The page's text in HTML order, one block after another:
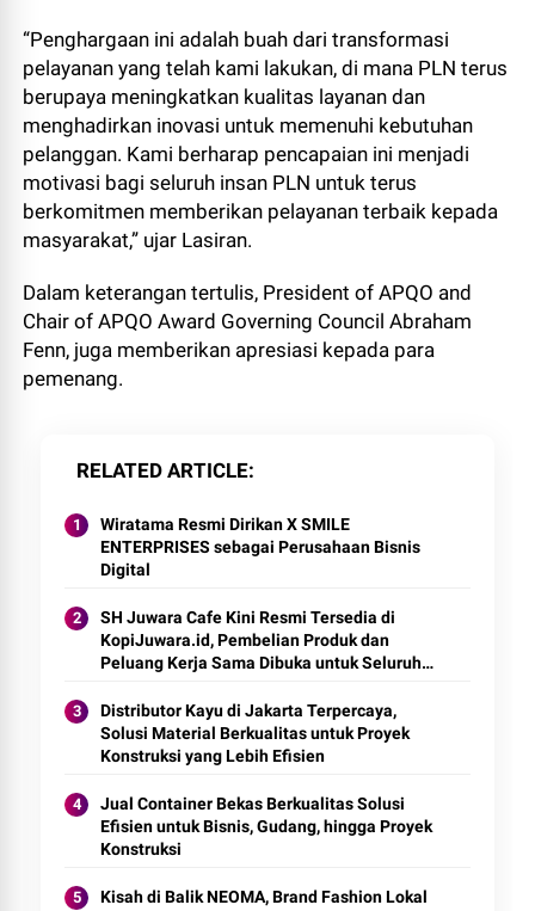
“Penghargaan ini adalah buah dari transformasi
pelayanan yang telah kami lakukan, di mana PLN terus
berupaya meningkatkan kualitas layanan dan
menghadirkan inovasi untuk memenuhi kebutuhan
pelanggan. Kami berharap pencapaian ini menjadi
motivasi bagi seluruh insan PLN untuk terus
berkomitmen memberikan pelayanan terbaik kepada
masyarakat,” ujar Lasiran.
Dalam keterangan tertulis, President of APQO and
Chair of APQO Award Governing Council Abraham
Fenn, juga memberikan apresiasi kepada para
pemenang.
RELATED ARTICLE
Wiratama Resmi Dirikan X SMILE
ENTERPRISES sebagai Perusahaan Bisnis
Digital
SH Juwara Cafe Kini Resmi Tersedia di
KopiJuwara.id, Pembelian Produk dan
Peluang Kerja Sama Dibuka untuk Seluruh
Distributor Kayu di Jakarta Terpercaya,
Solusi Material Berkualitas untuk Proyek
Konstruksi yang Lebih Efisien
Jual Container Bekas Berkualitas Solusi
Efisien untuk Bisnis, Gudang, hingga Proyek
Konstruksi
Kisah di Balik NEOMA, Brand Fashion Lokal